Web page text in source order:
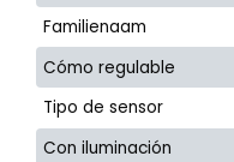
Familienaam
Cómo regulable
Tipo de sensor
Con iluminación